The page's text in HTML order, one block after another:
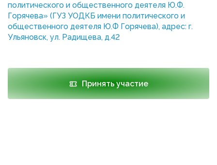
политического и общественного деятеля Ю.Ф.
Горячева» (ГУЗ УОДКБ имени политического и
общественного деятеля Ю.Ф Горячева), адрес: г.
Ульяновск, ул. Радищева, д.42
Принять участие